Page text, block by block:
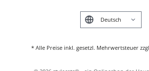
* Alle Preise inkl. gesetzl. Mehrwertsteuer
English